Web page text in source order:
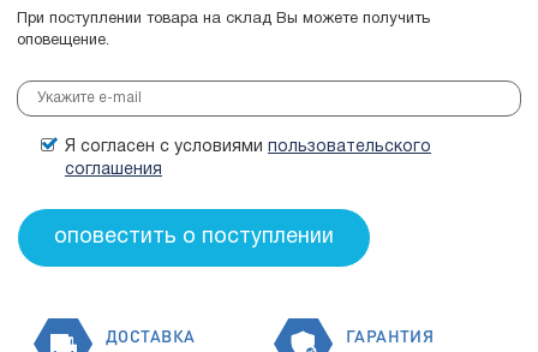
При поступлении товара на склад Вы можете получить
оповещение.
Я согласен с условиями пользовательского
соглашения
ДОСТАВКА
ГАРАНТИЯ